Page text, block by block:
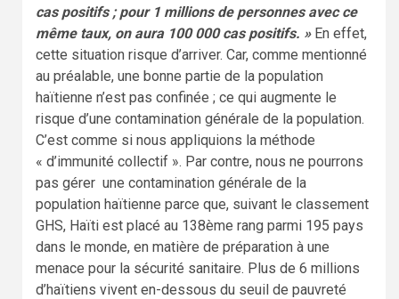
cas positifs ; pour 1 millions de personnes avec ce
même taux, on aura 100 000 cas positifs. »En effet,
cette situation risque d’arriver. Car, comme mentionné
au préalable, une bonne partie de la population
haïtienne n’est pas confinée ; ce qui augmente le
risque d’une contamination générale de la population.
C’est comme si nous appliquions la méthode
« d’immunité collectif ». Par contre, nous ne pourrons
pas gérer une contamination générale de la
population haïtienne parce que, suivant le classement
GHS, Haïti est placé au 138ème rang parmi 195 pays
dans le monde, en matière de préparation à une
menace pour la sécurité sanitaire. Plus de 6 millions
d’haïtiens vivent en-dessous du seuil de pauvreté